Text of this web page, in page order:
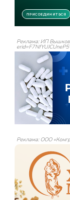
Реклама: ИП
Реклама: ООО